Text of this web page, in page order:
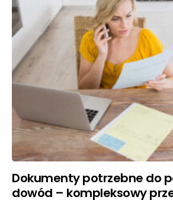
Dokumenty potrzebne do
dowód – kompleksowy